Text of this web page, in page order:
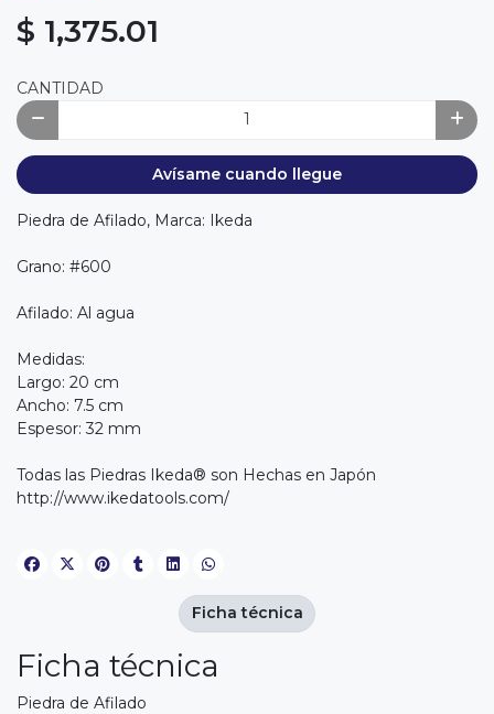
$ 1,375.01
CANTIDAD
Avísame cuando llegue
Piedra de Afilado, Marca: Ikeda
Grano: #600
Afilado: Al agua
Medidas:
Largo: 20 cm
Ancho: 7.5 cm
Espesor: 32 mm
Todas las Piedras Ikeda® son Hechas en Japón
http://www.ikedatools.com/
Ficha técnica
Piedra de Afilado
Ficha técnica